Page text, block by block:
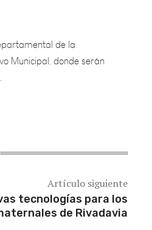
de la
donde serán
Artículo siguiente
tecnologías para los
de Rivadavia